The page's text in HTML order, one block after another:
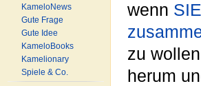
wenn SIE
zu
herum
KameloNews
Gute Frage
Gute Idee
KameloBooks
Kamelionary
Spiele & Co.